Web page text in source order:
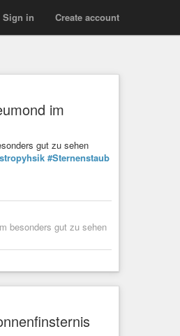
Create account
Sign in
im
gut zu sehen
#Sternenstaub
besonders gut zu sehen